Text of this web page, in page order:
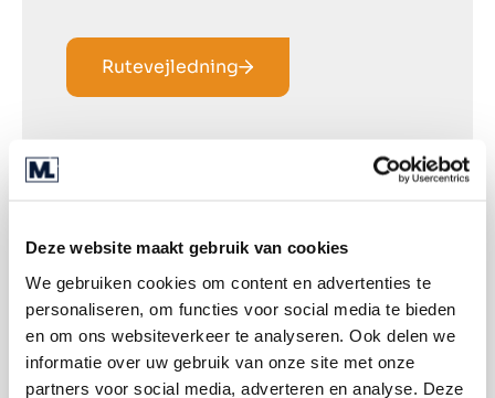
Deze website maakt gebruik van cookies
We gebruiken cookies om content en advertenties te
personaliseren, om functies voor social media te bieden
en om ons websiteverkeer te analyseren. Ook delen we
informatie over uw gebruik van onze site met onze
partners voor social media, adverteren en analyse. Deze
Rutevejledning